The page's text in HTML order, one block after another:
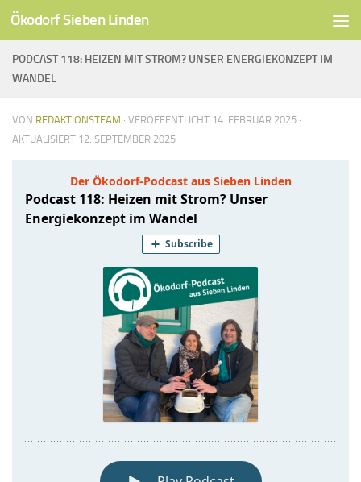
Unter dem Inhalt
Ökodorf Sieben Linden
PODCAST 118: HEIZEN MIT STROM? UNSER ENERGIEKONZEPT IM
WANDEL
VON REDAKTIONSTEAM · VERÖFFENTLICHT 14. FEBRUAR 2025 ·
AKTUALISIERT 12. SEPTEMBER 2025